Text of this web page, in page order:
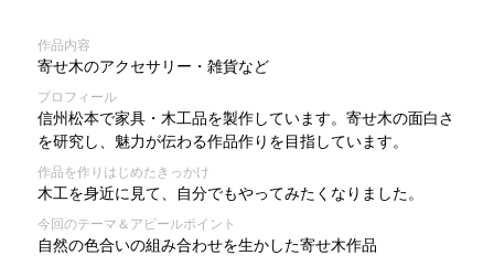
作品内容
寄せ木のアクセサリー・雑貨など
プロフィール
信州松本で家具・木工品を製作しています。寄せ木の面白さ
を研究し、魅力が伝わる作品作りを目指しています。
作品を作りはじめたきっかけ
木工を身近に見て、自分でもやってみたくなりました。
今回のテーマ＆アピールポイント
自然の色合いの組み合わせを生かした寄せ木作品